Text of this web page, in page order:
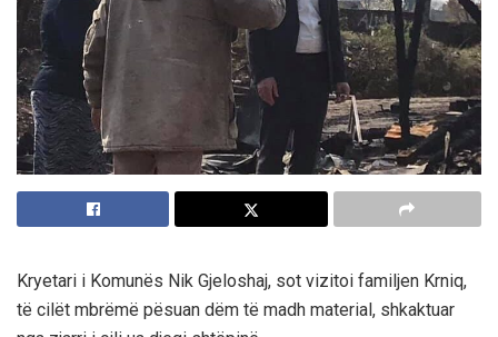
Kryetari i Komunës Nik Gjeloshaj, sot vizitoi familjen Krniq,
të cilët mbrëmë pësuan dëm të madh material, shkaktuar